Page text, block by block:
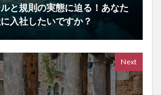
と規則の実態に迫る！あなた
入社したいですか？
Next